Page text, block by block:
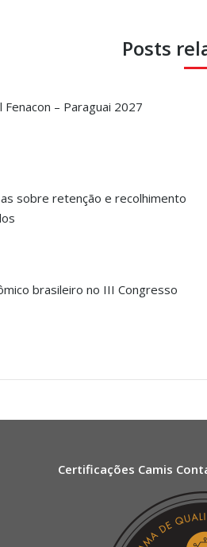
Posts
– Paraguai 2027
sobre retenção e recolhimento
brasileiro no III Congresso
Certificações Camis